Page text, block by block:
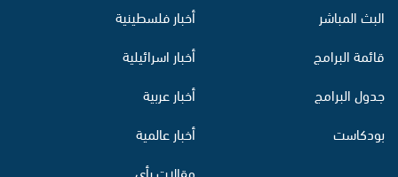
البث المباشر
قائمة البرامج
جدول البرامج
بودكاست
أخبار فلسطينية
أخبار اسرائيلية
أخبار عربية
أخبار عالمية